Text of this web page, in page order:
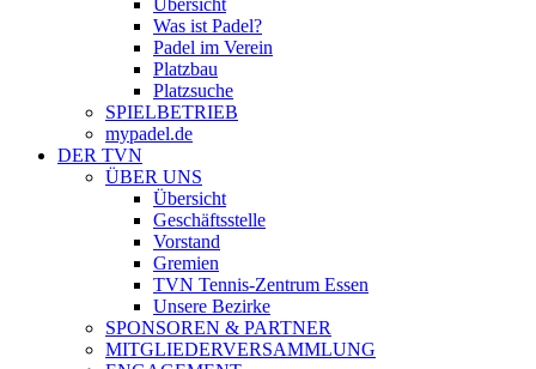
Übersicht
Was ist Padel?
Padel im Verein
Platzbau
Platzsuche
SPIELBETRIEB
mypadel.de
DER TVN
ÜBER UNS
Übersicht
Geschäftsstelle
Vorstand
Gremien
TVN Tennis-Zentrum Essen
Unsere Bezirke
SPONSOREN & PARTNER
MITGLIEDERVERSAMMLUNG